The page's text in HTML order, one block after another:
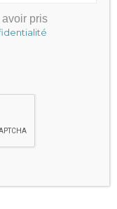
par l’Etat, le fameux
avoir pris